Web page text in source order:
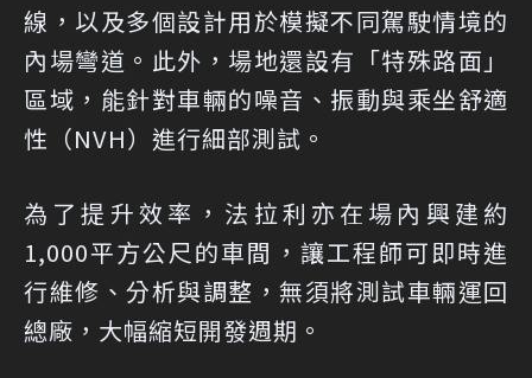
線，以及多個設計用於模擬不同駕駛情境的
內場彎道。此外，場地還設有「特殊路面」
區域，能針對車輛的噪音、振動與乘坐舒適
性（NVH）進行細部測試。
為了提升效率，法拉利亦在場內興建約
1,000平方公尺的車間，讓工程師可即時進
行維修、分析與調整，無須將測試車輛運回
總廠，大幅縮短開發週期。